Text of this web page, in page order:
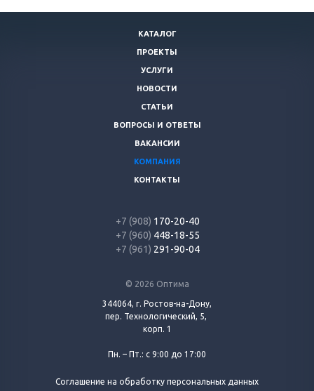
© 2026 Оптима
344064, г. Ростов-на-Дону,
пер. Технологический, 5,
корп. 1
Пн. – Пт.: с 9:00 до 17:00
КАТАЛОГ
ПРОЕКТЫ
УСЛУГИ
НОВОСТИ
СТАТЬИ
ВОПРОСЫ И ОТВЕТЫ
ВАКАНСИИ
КОМПАНИЯ
КОНТАКТЫ
+7 (908) 170-20-40
+7 (960) 448-18-55
+7 (961) 291-90-04
Соглашение на обработку персональных данных